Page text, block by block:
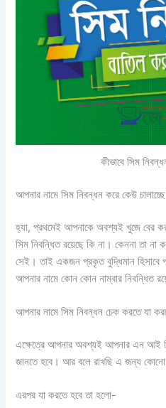
কীভাবে সিম
আপনার নামে সিম নিবন্ধন করে কেউ
হ্যা, প্রথমেই আপনাকে অবশ্যই খুজে বের
সিম নিবন্ধিত রয়েছে কি না। কেননা তা
সেই। তাই একজন প্রকৃত বুদ্ধিমান হিসাবে
আপনার নামে কোন কোন নাম্বার নিবন্ধিত
আপনার নামে সিম নিবন্ধন চেক করতে যা
এক্ষেত্রে আপনার অবশ্যই আপনার এন আই ডি
জানতে হবে। আর বলে রাখছি এ জন্য কোনো
এরপর যা করতে হবে তা হলো-